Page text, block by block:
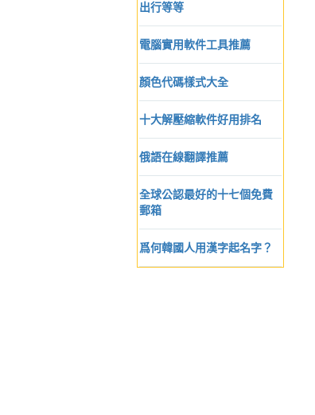
出行等等
電腦實用軟件工具推薦
顏色代碼樣式大全
十大解壓縮軟件好用排名
俄語在線翻譯推薦
全球公認最好的十七個免費
郵箱
爲何韓國人用漢字起名字？